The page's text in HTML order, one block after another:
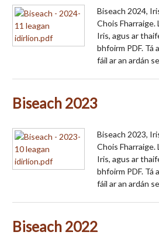
Biseach 2024,
Chois Fharraige.
Iris, agus ar
bhfoirm PDF. Tá
fáil ar an ardán
Biseach 2023
Biseach 2023,
Chois Fharraige.
Iris, agus ar
bhfoirm PDF. Tá
fáil ar an ardán
Biseach 2022